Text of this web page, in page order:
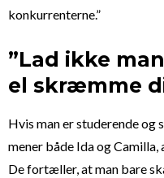
konkurrenterne.”
”Lad ikke
el skræmme
Hvis man er studerende og
mener både Ida og
De fortæller, at man bare